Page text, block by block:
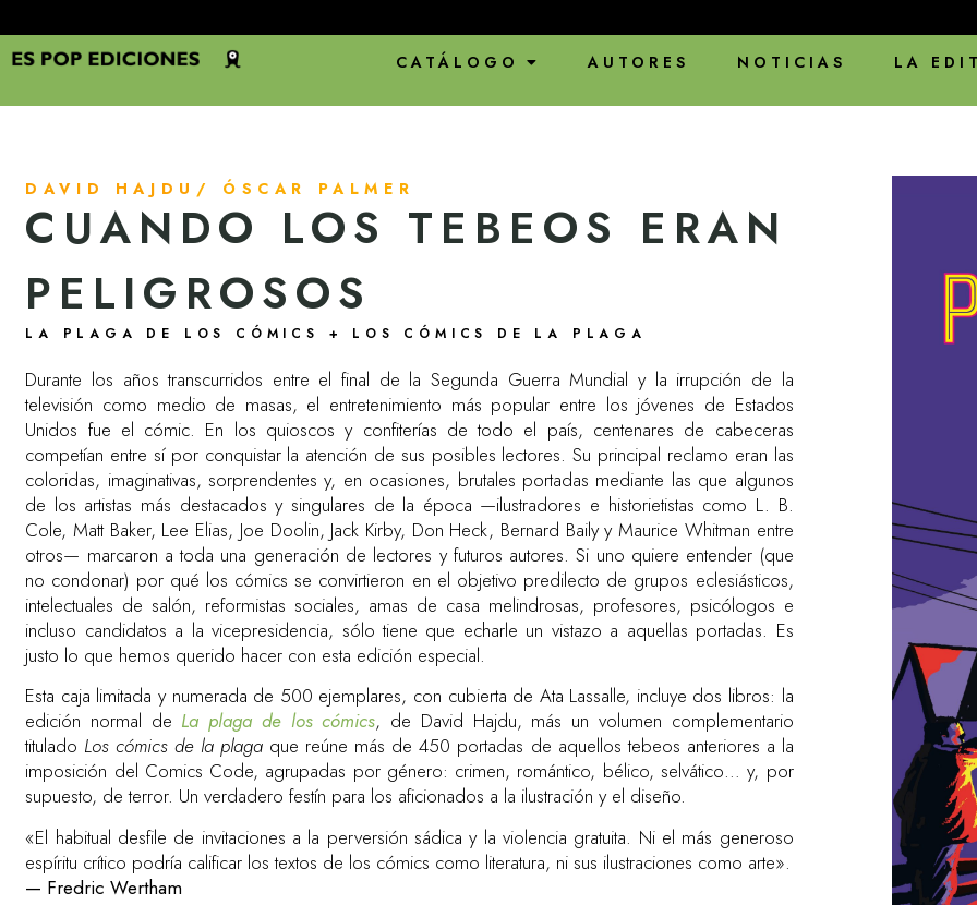
CATÁLOGO AUTORES NOTICIAS LA
DAVID HAJDU / ÓSCAR PALMER
CUANDO LOS TEBEOS ERAN
PELIGROSOS
LA PLAGA DE LOS CÓMICS + LOS CÓMICS DE LA PLAGA
Durante los años transcurridos entre el final de la Segunda Guerra Mundial y la irrupción de la
televisión como medio de masas, el entretenimiento más popular entre los jóvenes de Estados
Unidos fue el cómic. En los quioscos y confiterías de todo el país, centenares de cabeceras
competían entre sí por conquistar la atención de sus posibles lectores. Su principal reclamo eran las
coloridas, imaginativas, sorprendentes y, en ocasiones, brutales portadas mediante las que algunos
de los artistas más destacados y singulares de la época —ilustradores e historietistas como L. B.
Cole, Matt Baker, Lee Elias, Joe Doolin, Jack Kirby, Don Heck, Bernard Baily y Maurice Whitman entre
otros— marcaron a toda una generación de lectores y futuros autores. Si uno quiere entender (que
no condonar) por qué los cómics se convirtieron en el objetivo predilecto de grupos eclesiásticos,
intelectuales de salón, reformistas sociales, amas de casa melindrosas, profesores, psicólogos e
incluso candidatos a la vicepresidencia, sólo tiene que echarle un vistazo a aquellas portadas. Es
justo lo que hemos querido hacer con esta edición especial.
Esta caja limitada y numerada de 500 ejemplares, con cubierta de Ata Lassalle, incluye dos libros: la
edición normal de La plaga de los cómics, de David Hajdu, más un volumen complementario
titulado Los cómics de la plaga que reúne más de 450 portadas de aquellos tebeos anteriores a la
imposición del Comics Code, agrupadas por género: crimen, romántico, bélico, selvático… y, por
supuesto, de terror. Un verdadero festín para los aficionados a la ilustración y el diseño.
«El habitual desfile de invitaciones a la perversión sádica y la violencia gratuita. Ni el más generoso
espíritu crítico podría calificar los textos de los cómics como literatura, ni sus ilustraciones como arte».
— Fredric Wertham